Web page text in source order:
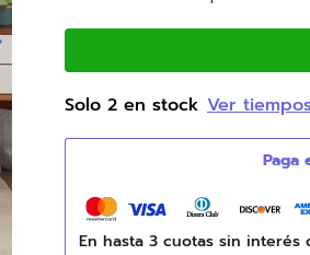
Solo 2 en stock Ver
En hasta 3 cuotas sin interés